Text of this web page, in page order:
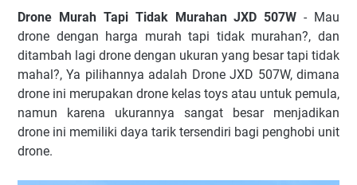
Drone Murah Tapi Tidak Murahan JXD 507W - Mau
drone dengan harga murah tapi tidak murahan?, dan
ditambah lagi drone dengan ukuran yang besar tapi tidak
mahal?, Ya pilihannya adalah Drone JXD 507W, dimana
drone ini merupakan drone kelas toys atau untuk pemula,
namun karena ukurannya sangat besar menjadikan
drone ini memiliki daya tarik tersendiri bagi penghobi unit
drone.